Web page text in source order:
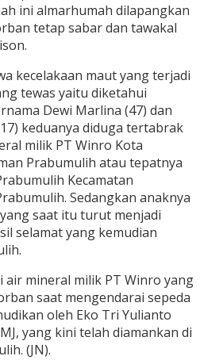
ini almarhumah dilapangkan
tetap sabar dan tawakal
kecelakaan maut yang terjadi
tewas yaitu diketahui
Dewi Marlina (47) dan
keduanya diduga tertabrak
milik PT Winro Kota
Prabumulih atau tepatnya
Kecamatan
Sedangkan anaknya
saat itu turut menjadi
selamat yang kemudian
mineral milik PT Winro yang
saat mengendarai sepeda
oleh Eko Tri Yulianto
yang kini telah diamankan di
(JN).